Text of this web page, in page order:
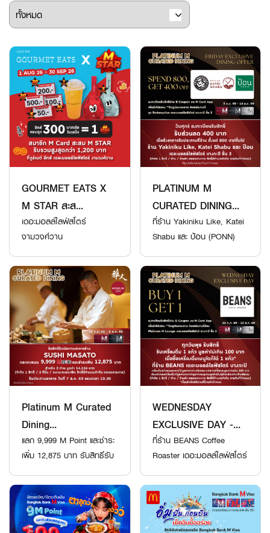
GOURMET EATS X
M STAR สะส...
เดอะมอลล์ไลฟ์สโตร์
งามวงศ์วาน
PLATINUM M
CURATED DINING...
ที่ร้าน Yakiniku Like, Katei
Shabu และ ป้อน (PONN)
Platinum M Curated
Dining...
แลก 9,999 M Point และชำระ
เพิ่ม 12,875 บาท รับสิทธิ์รับ
WEDNESDAY
EXCLUSIVE DAY -...
ที่ร้าน BEANS Coffee
Roaster เดอะมอลล์ไลฟ์สโตร์